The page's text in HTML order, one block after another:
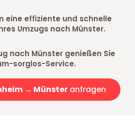
eine effiziente und schnelle
Umzugs nach Münster.
nach Münster genießen Sie
sorglos-Service.
→ Münster anfragen